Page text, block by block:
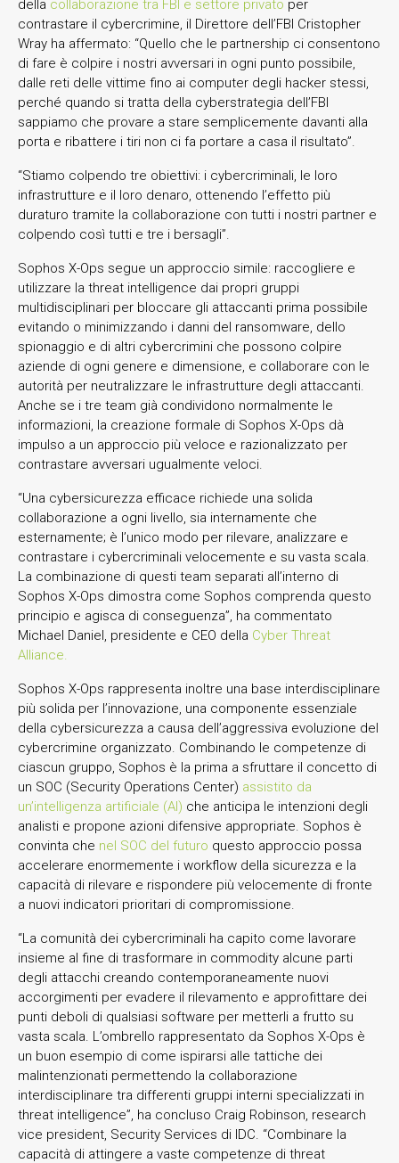
della collaborazione tra FBI e settore privato per
contrastare il cybercrimine, il Direttore dell’FBI Cristopher
Wray ha affermato: “Quello che le partnership ci consentono
di fare è colpire i nostri avversari in ogni punto possibile,
dalle reti delle vittime fino ai computer degli hacker stessi,
perché quando si tratta della cyberstrategia dell’FBI
sappiamo che provare a stare semplicemente davanti alla
porta e ribattere i tiri non ci fa portare a casa il risultato”.
“Stiamo colpendo tre obiettivi: i cybercriminali, le loro
infrastrutture e il loro denaro, ottenendo l’effetto più
duraturo tramite la collaborazione con tutti i nostri partner e
colpendo così tutti e tre i bersagli”.
Sophos X-Ops segue un approccio simile: raccogliere e
utilizzare la threat intelligence dai propri gruppi
multidisciplinari per bloccare gli attaccanti prima possibile
evitando o minimizzando i danni del ransomware, dello
spionaggio e di altri cybercrimini che possono colpire
aziende di ogni genere e dimensione, e collaborare con le
autorità per neutralizzare le infrastrutture degli attaccanti.
Anche se i tre team già condividono normalmente le
informazioni, la creazione formale di Sophos X-Ops dà
impulso a un approccio più veloce e razionalizzato per
contrastare avversari ugualmente veloci.
“Una cybersicurezza efficace richiede una solida
collaborazione a ogni livello, sia internamente che
esternamente; è l’unico modo per rilevare, analizzare e
contrastare i cybercriminali velocemente e su vasta scala.
La combinazione di questi team separati all’interno di
Sophos X-Ops dimostra come Sophos comprenda questo
principio e agisca di conseguenza”, ha commentato
Michael Daniel, presidente e CEO della Cyber Threat
Alliance.
Sophos X-Ops rappresenta inoltre una base interdisciplinare
più solida per l’innovazione, una componente essenziale
della cybersicurezza a causa dell’aggressiva evoluzione del
cybercrimine organizzato. Combinando le competenze di
ciascun gruppo, Sophos è la prima a sfruttare il concetto di
un SOC (Security Operations Center) assistito da
un’intelligenza artificiale (AI) che anticipa le intenzioni degli
analisti e propone azioni difensive appropriate. Sophos è
convinta che nel SOC del futuro questo approccio possa
accelerare enormemente i workflow della sicurezza e la
capacità di rilevare e rispondere più velocemente di fronte
a nuovi indicatori prioritari di compromissione.
“La comunità dei cybercriminali ha capito come lavorare
insieme al fine di trasformare in commodity alcune parti
degli attacchi creando contemporaneamente nuovi
accorgimenti per evadere il rilevamento e approfittare dei
punti deboli di qualsiasi software per metterli a frutto su
vasta scala. L’ombrello rappresentato da Sophos X-Ops è
un buon esempio di come ispirarsi alle tattiche dei
malintenzionati permettendo la collaborazione
interdisciplinare tra differenti gruppi interni specializzati in
threat intelligence”, ha concluso Craig Robinson, research
vice president, Security Services di IDC. “Combinare la
capacità di attingere a vaste competenze di threat